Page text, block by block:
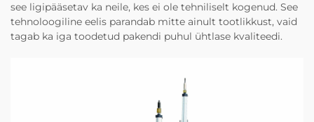
see ligipääsetav ka neile, kes ei ole tehniliselt kogenud. See
tehnoloogiline eelis parandab mitte ainult tootlikkust, vaid
tagab ka iga toodetud pakendi puhul ühtlase kvaliteedi.